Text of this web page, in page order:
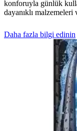
konforuyla günlük
dayanıklı malzemeleri
Daha fazla bilgi edinin